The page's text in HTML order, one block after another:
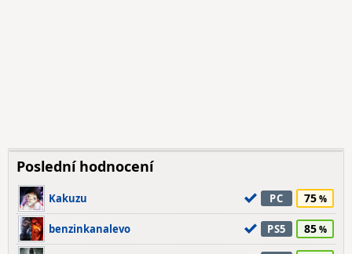
Poslední hodnocení
Kakuzu PC 75
benzinkanalevo PS5 85